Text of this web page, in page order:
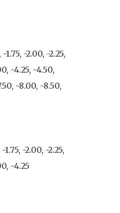
1.75, -2.00, -2.25,
-4.25, -4.50,
-8.00, -8.50,
-2.00, -2.25,
-4.25